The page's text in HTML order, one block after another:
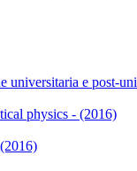
universitaria e post-
physics - (2016)